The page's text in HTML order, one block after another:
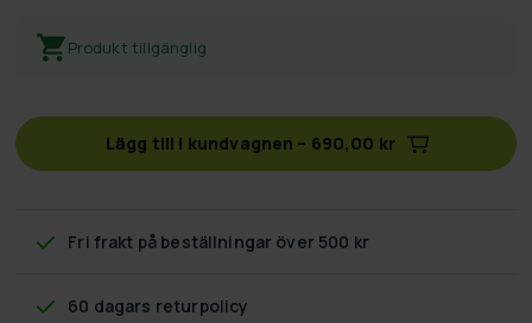
Produkt tillgänglig
Lägg till i kundvagnen – 690,00 kr
Fri frakt på beställningar över 500 kr
60 dagars returpolicy